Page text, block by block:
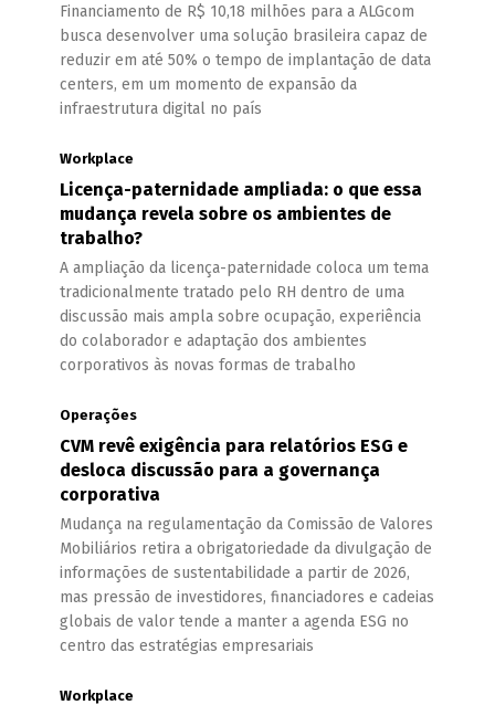
Financiamento de R$ 10,18 milhões para a ALGcom
busca desenvolver uma solução brasileira capaz de
reduzir em até 50% o tempo de implantação de data
centers, em um momento de expansão da
infraestrutura digital no país
Workplace
Licença-paternidade ampliada: o que essa
mudança revela sobre os ambientes de
trabalho?
A ampliação da licença-paternidade coloca um tema
tradicionalmente tratado pelo RH dentro de uma
discussão mais ampla sobre ocupação, experiência
do colaborador e adaptação dos ambientes
corporativos às novas formas de trabalho
Operações
CVM revê exigência para relatórios ESG e
desloca discussão para a governança
corporativa
Mudança na regulamentação da Comissão de Valores
Mobiliários retira a obrigatoriedade da divulgação de
informações de sustentabilidade a partir de 2026,
mas pressão de investidores, financiadores e cadeias
globais de valor tende a manter a agenda ESG no
centro das estratégias empresariais
Workplace